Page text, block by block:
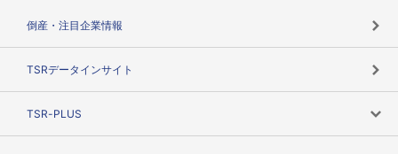
倒産・注目企業情報
TSRデータインサイト
TSR-PLUS